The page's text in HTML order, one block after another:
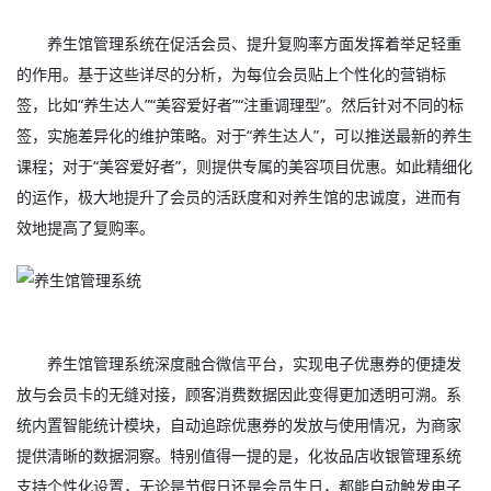
养生馆管理系统在促活会员、提升复购率方面发挥着举足轻重
的作用。基于这些详尽的分析，为每位会员贴上个性化的营销标
签，比如“养生达人”“美容爱好者”“注重调理型”。然后针对不同的标
签，实施差异化的维护策略。对于“养生达人”，可以推送最新的养生
课程；对于“美容爱好者”，则提供专属的美容项目优惠。如此精细化
的运作，极大地提升了会员的活跃度和对养生馆的忠诚度，进而有
效地提高了复购率。
养生馆管理系统深度融合微信平台，实现电子优惠券的便捷发
放与会员卡的无缝对接，顾客消费数据因此变得更加透明可溯。系
统内置智能统计模块，自动追踪优惠券的发放与使用情况，为商家
提供清晰的数据洞察。特别值得一提的是，化妆品店收银管理系统
支持个性化设置，无论是节假日还是会员生日，都能自动触发电子